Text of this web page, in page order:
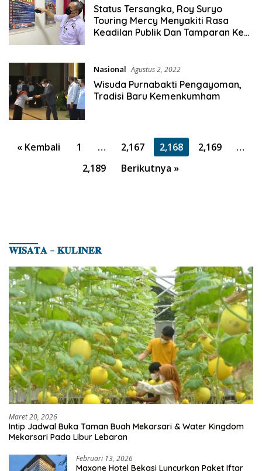
Status Tersangka, Roy Suryo
Touring Mercy Menyakiti Rasa
Keadilan Publik Dan Tamparan Ke
Nasional Agustus 2, 2022
Wisuda Purnabakti Pengayoman,
Tradisi Baru Kemenkumham
Paginasi
« Kembali 1 … 2,167 2,168 2,169
…
2,189
Berikutnya »
𝐖𝐈𝐒𝐀𝐓𝐀 – 𝐊𝐔𝐋𝐈𝐍𝐄𝐑
Maret 20, 2026
Intip Jadwal Buka Taman Buah Mekarsari & Water Kingdom
Mekarsari Pada Libur Lebaran
Februari 13, 2026
Maxone Hotel Bekasi Luncurkan Paket Iftar